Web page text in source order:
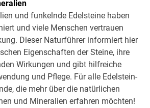
und funkelnde Edelsteine haben
und viele Menschen vertrauen
Dieser Naturführer informiert hier
Eigenschaften der Steine, ihre
Wirkungen und gibt hilfreiche
und Pflege. Für alle Edelstein-
die mehr über die natürlichen
und Mineralien erfahren möchten!